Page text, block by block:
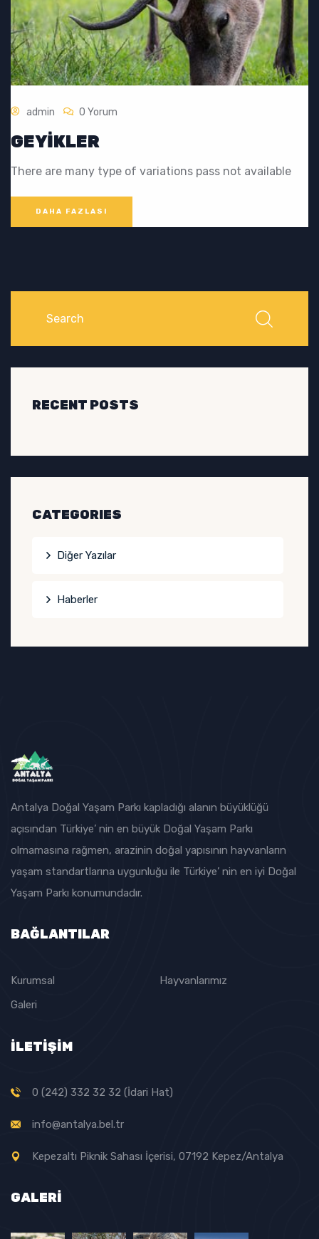
admin 0 Yorum
GEYIKLER
There are many type of variations pass not available
DAHA FAZLASI
RECENT POSTS
CATEGORIES
Diğer Yazılar
Haberler
Antalya Doğal Yaşam Parkı kapladığı alanın büyüklüğü
açısından Türkiye’ nin en büyük Doğal Yaşam Parkı
olmamasına rağmen, arazinin doğal yapısının hayvanların
yaşam standartlarına uygunluğu ile Türkiye’ nin en iyi Doğal
Yaşam Parkı konumundadır.
BAĞLANTILAR
Kurumsal
Hayvanlarımız
Galeri
İLETİŞİM
0 (242) 332 32 32 (İdari Hat)
info@antalya.bel.tr
Kepezaltı Piknik Sahası İçerisi, 07192 Kepez/Antalya
GALERI